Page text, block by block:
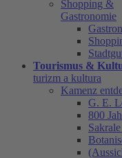
Shopping &
Gastronomie
Tourismus &
turizm a kultura
Kamenz
G. E.
800